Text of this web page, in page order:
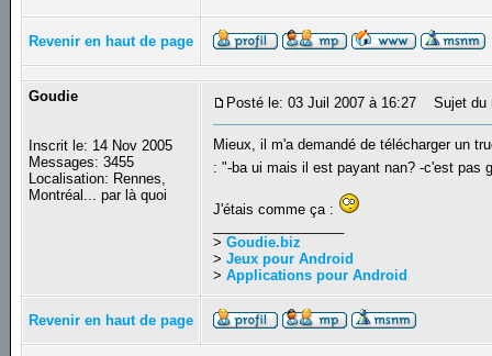
Revenir en haut de page
Goudie
Inscrit le: 14 Nov 2005
Messages: 3455
Localisation: Rennes,
Montréal... par là quoi
Posté le: 03 Juil 2007 à 16:27 Sujet du
Mieux, il m'a demandé de télécharger un
: "-ba ui mais il est payant nan? -c'est pas
J'étais comme ça :
>Goudie.biz
>Jeux pour Android
>Applications pour Android
Revenir en haut de page